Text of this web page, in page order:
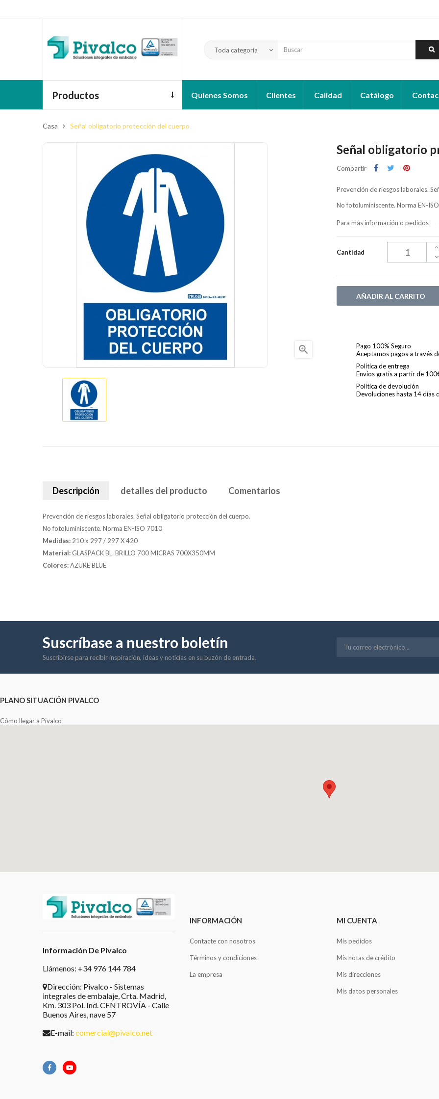
Toda categoría keyboard_arrow_down
Productos Quienes Somos Clientes Calidad Catálogo
Casa Señal obligatorio protección del cuerpo

Señal obligatorio
Compartir
Prevención de riesgos laborales.
No fotoluminiscente. Norma EN-
Para más información o pedidos
Cantidad
AÑADIR AL CARRITO
Pago 100% Seguro
Aceptamos pagos a través
Política de entrega
Envíos gratis a partir de
Política de devolución
Devoluciones hasta 14 días
Descripción detalles del producto Comentarios
Prevención de riesgos laborales. Señal obligatorio protección del cuerpo.
No fotoluminiscente. Norma EN-ISO 7010
Medidas: 210 x 297 / 297 X 420
Material: GLASPACK BL. BRILLO 700 MICRAS 700X350MM
Colores:AZURE BLUE
Suscríbase a nuestro boletín
Suscribirse para recibir inspiración, ideas y noticias en su buzón de entrada.
PLANO SITUACIÓN PIVALCO
Cómo llegar a Pivalco
Información De Pivalco
Llámenos: +34 976 144 784
Dirección: Pivalco - Sistemas
integrales de embalaje, Crta. Madrid,
Km. 303 Pol. Ind. CENTROVÍA - Calle
Buenos Aires, nave 57
E-mail: comercial@pivalco.net
INFORMACIÓN
Contacte con nosotros
Términos y condiciones
La empresa
MI CUENTA
Mis pedidos
Mis notas de crédito
Mis direcciones
Mis datos personales